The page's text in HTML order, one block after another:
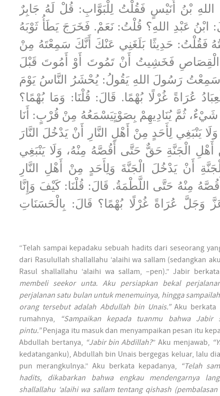
اللهِ بْنُ أُنَيْسٍ فَقُلْتُ لِلْبَوَّابِ: قُلْ لَهُ جَابِرٌ
ابْنُ عَبْدِ اللهِ؟ قُلْتُ: نَعَمْ. فَخَرَجَ يَطَأُ ثَوْبَهُ
فَقُلْتُ: حَدِيثًا بَلَغَنِي عَنْكَ أَنَّكَ سَمِعْتَهُ مِنْ
فَخَشِيتُ أَنْ تَمُوتَ أَوْ أَمُوتَ قَبْلَ
رَسُولَ اللهِ يَقُولُ: يُحْشَرُ النَّاسُ يَوْمَ
عُرَاةً غُرْلًا بُهْمًا. قَالَ: قُلْنَا: وَمَا بُهْمًا؟
ثُمَّ يُنَادِيهِمْ بِصَوْتٍيَسْمَعُهُ مِنْ قُرْبٍ: أَنَا
وَلَا يَنْبَغِي لِأَحَدٍ مِنْ أَهْلِ النَّارِ أَنْ يَدْخُلَ النَّارَ
الْجَنَّةِ حَقٌّ حَتَّى أَقُصَّهُ مِنْهُ، وَلَا يَنْبَغِي
أَنْ يَدْخُلَ الْجَنَّةَ وَلِأَحَدٍ مِنْ أَهْلِ النَّارِ
مِنْهُ حَتَّى اللَّطْمَةُ. قَالَ: قُلْنَا: كَيْفَ وَإِنَّا
عَزَّ وَجَلَّ عُرَاةً غُرْلًا بُهْمًا؟ قَالَ: بِالْحَسَنَاتِ
“Telah sampai kepadaku sebuah hadits dari seseorang
dari Rasulullah shallallahu ‘alaihi wa sallam (sedangkan
Rasul shallallahu ‘alaihi wa sallam, –pen).” Jabir
membeli seekor unta. Aku persiapkan bekal
perjalanan satu bulan untuk menemuinya, hingga
orang tersebut adalah Abdullah bin Unais.”Aku berkata
rumahnya, “Sampaikan kepada tuanmu bahwa Jabir
pintu.”Penjaga itu masuk dan menyampaikan pesan itu
Abdullah bertanya, “Jabir bin Abdillah?” Aku menjawab,
kedatanganku), Abdullah bin Unais bergegas keluar, lalu
pun merangkulnya.” Aku berkata kepadanya, “Telah
hadits, dikabarkan bahwa engkau mendengarnya
shallallahu ‘alaihi wa sallam tentang qishash